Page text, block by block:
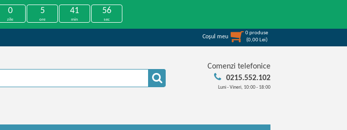
0
zile
5
ore
41
min
55
sec
Coşul meu
0produse
(0,00 Lei)
Comenzi telefonice
0215.552.102
Luni - Vineri, 10:00 - 18:00